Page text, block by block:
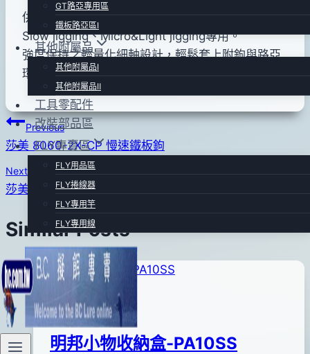
GT路亞專用區
鐵板路亞區Ⅰ
其他附屬品
其他附屬品Ⅰ
其他附屬品Ⅱ
工具零配件
改裝部品區
FLY專賣區
FLY用品區
FLY捲線器
FLY專用竿
FLY專用線
月
10
日
供應規格~#5、6mm[標準內徑]
Slow jigging、Micro&Light jigging專用。
強度保持之輕量化細軸設計，輕鬆套上附鉤與路亞
環對應，降低阻力干擾30%up！
文
章
導
Previous
莎美 8060-2X-CP 慢速鐵板鉤
Next
莎美 BKK 8091-5X-NP 路亞單鉤
Similar Posts
其他附屬品Ⅱ
明邦小物收納盒-PA10SS